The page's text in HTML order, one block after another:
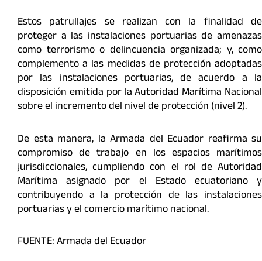
Estos patrullajes se realizan con la finalidad de
proteger a las instalaciones portuarias de amenazas
como terrorismo o delincuencia organizada; y, como
complemento a las medidas de protección adoptadas
por las instalaciones portuarias, de acuerdo a la
disposición emitida por la Autoridad Marítima Nacional
sobre el incremento del nivel de protección (nivel 2).
De esta manera, la Armada del Ecuador reafirma su
compromiso de trabajo en los espacios marítimos
jurisdiccionales, cumpliendo con el rol de Autoridad
Marítima asignado por el Estado ecuatoriano y
contribuyendo a la protección de las instalaciones
portuarias y el comercio marítimo nacional.
FUENTE: Armada del Ecuador